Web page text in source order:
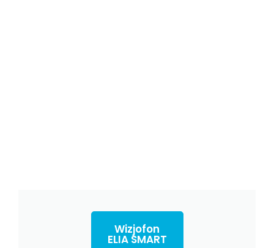
Wizjofon
ELIA SMART